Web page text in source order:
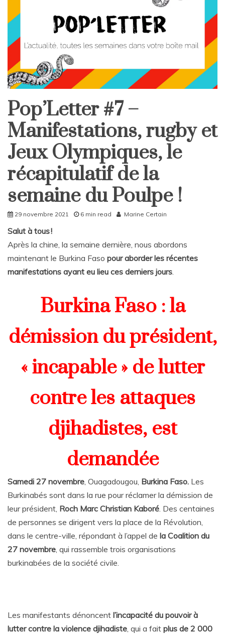
Newsletter
Pop’Letter #7 –
Manifestations, rugby et
Jeux Olympiques, le
récapitulatif de la
semaine du Poulpe !
29 novembre 2021 6 min read Marine Certain
Salut à tous !
Après la chine, la semaine dernière, nous abordons
maintenant le Burkina Faso pour aborder les récentes
manifestations ayant eu lieu ces derniers jours
Burkina Faso : la
démission du président,
« incapable » de lutter
contre les attaques
djihadistes, est
demandée
Samedi 27 novembre , Ouagadougou, Burkina Faso. Les
Burkinabés sont dans la rue pour réclamer la démission de
leur président, Roch Marc Christian Kaboré . Des centaines
de personnes se dirigent vers la place de la Révolution,
dans le centre-ville, répondant à l’appel de la Coalition du
27 novembre , qui rassemble trois organisations
burkinabées de la société civile.
Les manifestants dénoncent l’incapacité du pouvoir à
lutter contre la violence djihadiste , qui a fait plus de 2 000